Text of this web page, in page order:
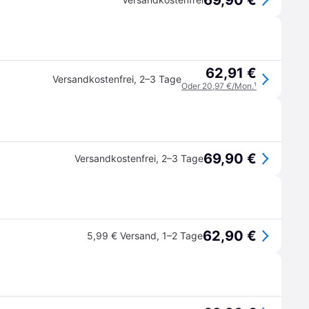
Versandkostenfrei, 2–3 Tage 62,91 €
Oder 20,97 €/Mon.¹
Versandkostenfrei, 2–3 Tage69,90 €
5,99 € Versand, 1–2 Tage62,90 €